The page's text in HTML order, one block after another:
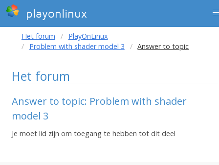
playonlinux
Het forum
PlayOnLinux
Problem with shader model 3
Answer to topic
Het forum
Answer to topic: Problem with shader
model 3
Je moet lid zijn om toegang te hebben tot dit deel